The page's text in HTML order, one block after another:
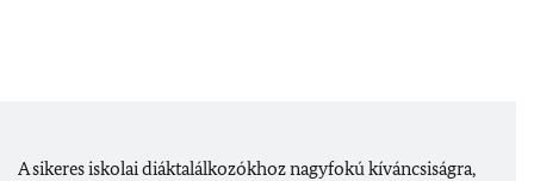
​​​​​​​A sikeres iskolai diáktalálkozókhoz nagyfokú kíváncsiságra,